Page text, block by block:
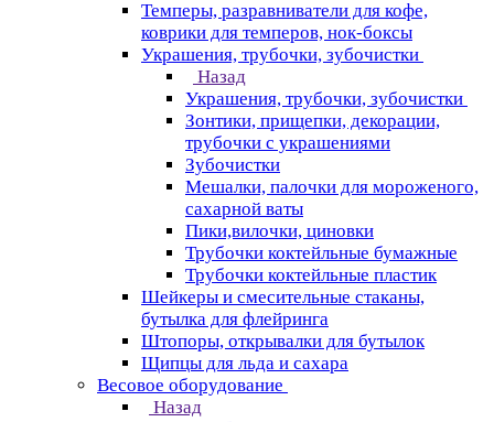
Темперы, разравниватели для кофе,
коврики для темперов, нок-боксы
Украшения, трубочки, зубочистки
Назад
Украшения, трубочки, зубочистки
Зонтики, прищепки, декорации,
трубочки с украшениями
Зубочистки
Мешалки, палочки для мороженого,
сахарной ваты
Пики,вилочки, циновки
Трубочки коктейльные бумажные
Трубочки коктейльные пластик
Шейкеры и смесительные стаканы,
бутылка для флейринга
Штопоры, открывалки для бутылок
Щипцы для льда и сахара
Весовое оборудование
Назад